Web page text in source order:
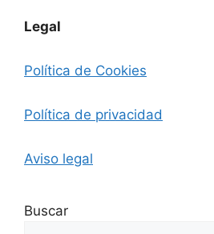
Legal
Política de Cookies
Política de privacidad
Aviso legal
Buscar